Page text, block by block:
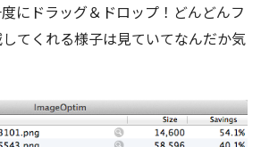
にドラッグ＆ドロップ！どんどんフ
てくれる様子は見ていてなんだか気